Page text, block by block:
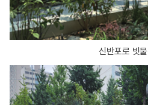
신반포로 빗